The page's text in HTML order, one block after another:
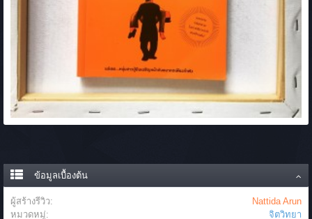
ข้อมูลเบื้องต้น
ผู้สร้างรีวิว:
Nattida Arun
หมวดหมู่:
จิตวิทยา